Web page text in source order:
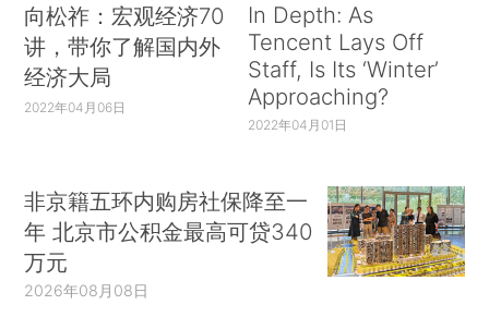
向松祚：宏观经济70
讲，带你了解国内外
经济大局
2022年04月06日
In Depth: As
Tencent Lays Off
Staff, Is Its ‘Winter’
Approaching?
2022年04月01日
非京籍五环内购房社保降至一
年 北京市公积金最高可贷340
万元
2026年08月08日